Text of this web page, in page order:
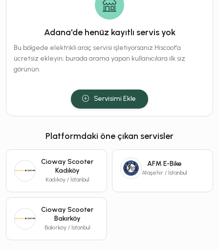
Adana'de henüz kayıtlı servis yok
Bu bölgede elektrikli araç servisi işletiyorsanız Hiscoot'a
ücretsiz ekleyin; burada arama yapan kullanıcılara ilk siz
görünün.
Servisimi Ekle
Platformdaki öne çıkan servisler
Cioway Scooter
Kadıköy
Kadıköy / İstanbul
AFM E-Bike
Ataşehir / İstanbul
Cioway Scooter
Bakırköy
Bakırköy / İstanbul